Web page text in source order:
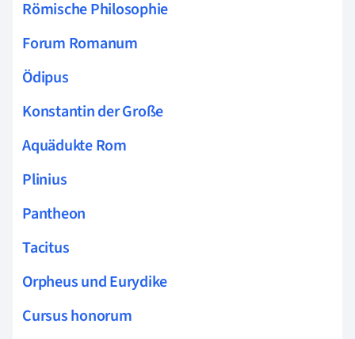
Römische Philosophie
Forum Romanum
Ödipus
Konstantin der Große
Aquädukte Rom
Plinius
Pantheon
Tacitus
Orpheus und Eurydike
Cursus honorum